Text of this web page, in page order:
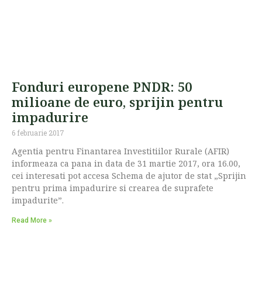
Fonduri europene PNDR: 50
milioane de euro, sprijin pentru
impadurire
6 februarie 2017
Agentia pentru Finantarea Investitiilor Rurale (AFIR)
informeaza ca pana in data de 31 martie 2017, ora 16.00,
cei interesati pot accesa Schema de ajutor de stat „Sprijin
pentru prima impadurire si crearea de suprafete
impadurite”.
Read More »